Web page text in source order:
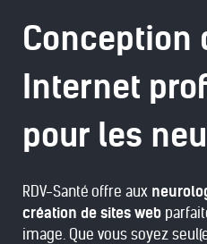
Conception
Internet
pour les
RDV-Santé offre aux
création de sites web
image. Que vous soyez